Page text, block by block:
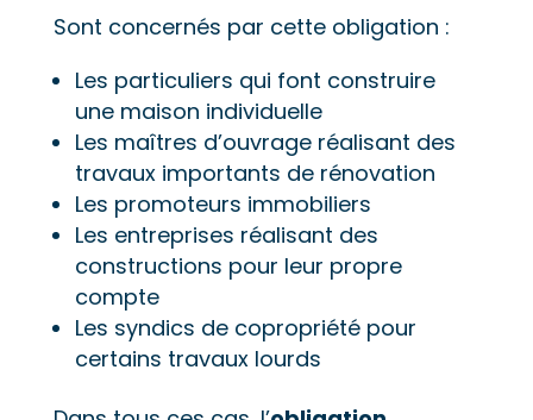
Sont concernés par cette obligation :
Les particuliers qui font construire
une maison individuelle
Les maîtres d’ouvrage réalisant des
travaux importants de rénovation
Les promoteurs immobiliers
Les entreprises réalisant des
constructions pour leur propre
compte
Les syndics de copropriété pour
certains travaux lourds